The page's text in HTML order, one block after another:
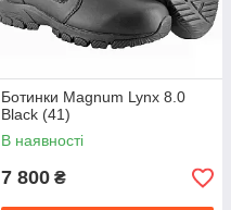
Ботинки Magnum Lynx 8.0
Black (41)
В наявності
7 800 ₴